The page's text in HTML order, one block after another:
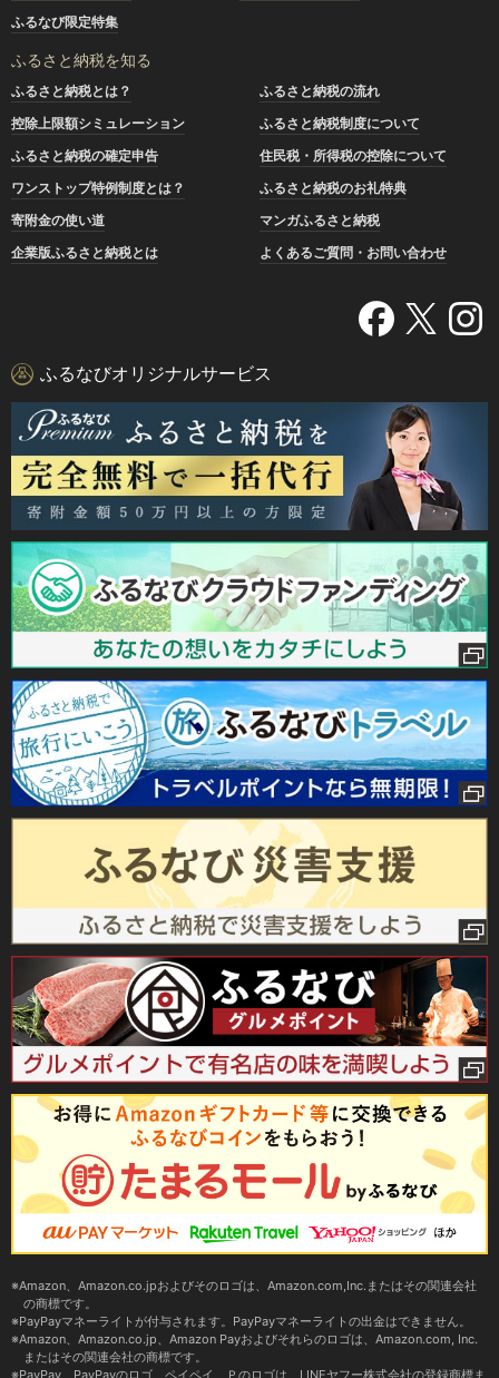
ふるなび限定特集
ふるさと納税を知る
ふるさと納税とは？
ふるさと納税の流れ
控除上限額シミュレーション
ふるさと納税制度について
ふるさと納税の確定申告
住民税・所得税の控除について
ワンストップ特例制度とは？
ふるさと納税のお礼特典
寄附金の使い道
マンガふるさと納税
企業版ふるさと納税とは
よくあるご質問・お問い合わせ
ふるなびオリジナルサービス
Amazon、Amazon.co.jpおよびそのロゴは、Amazon.com,Inc.またはその関連会社
の商標です。
PayPayマネーライトが付与されます。PayPayマネーライトの出金はできません。
Amazon、Amazon.co.jp、Amazon Payおよびそれらのロゴは、Amazon.com, Inc.
またはその関連会社の商標です。
PayPay、PayPayのロゴ、ペイペイ、Ｐのロゴは、LINEヤフー株式会社の登録商標ま